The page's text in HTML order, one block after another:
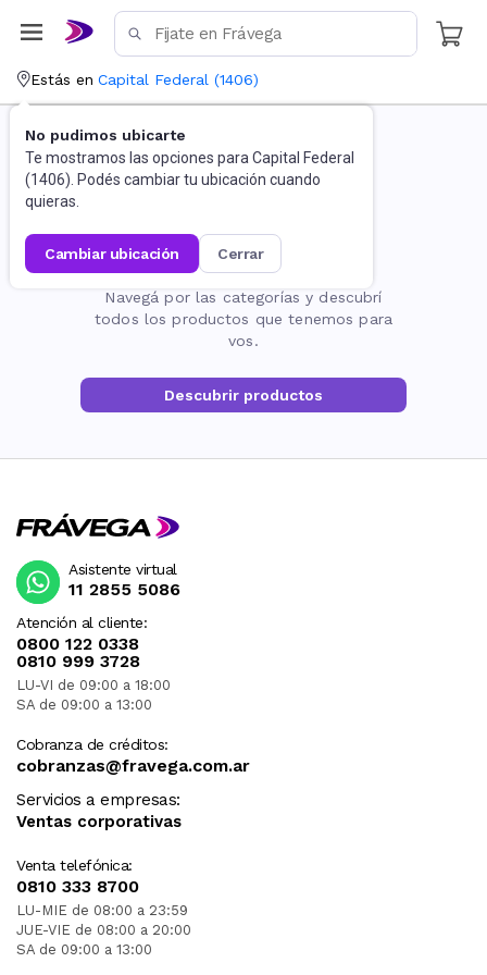
Estás en Capital Federal (1406)
No pudimos ubicarte
Te mostramos las opciones para Capital Federal
(1406). Podés cambiar tu ubicación cuando
quieras.
cambiar ubicación cerrar
La página no existe
Navegá por las categorías y descubrí
todos los productos que tenemos para
vos.
Descubrir productos
Atención al cliente:
0800 122 0338
0810 999 3728
LU-VI de 09:00 a 18:00
SA de 09:00 a 13:00
Cobranza de créditos:
cobranzas@fravega.com.ar
Servicios a empresas:
Ventas corporativas
Venta telefónica:
0810 333 8700
LU-MIE de 08:00 a 23:59
JUE-VIE de 08:00 a 20:00
SA de 09:00 a 13:00
Asistente virtual
11 2855 5086